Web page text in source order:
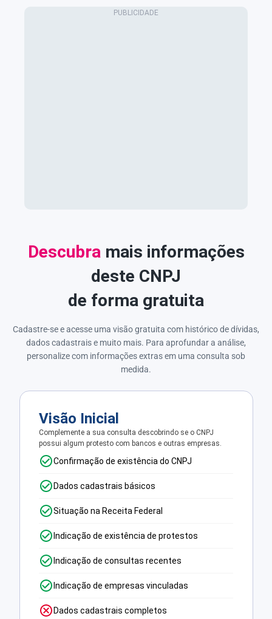
Descubra mais informações
deste CNPJ
de forma gratuita
Cadastre-se e acesse uma visão gratuita com histórico de dívidas,
dados cadastrais e muito mais. Para aprofundar a análise,
personalize com informações extras em uma consulta sob
medida.
Visão Inicial
Complemente a sua consulta descobrindo se o CNPJ
possui algum protesto com bancos e outras empresas.
Confirmação de existência do CNPJ
Dados cadastrais básicos
Situação na Receita Federal
Indicação de existência de protestos
Indicação de consultas recentes
Indicação de empresas vinculadas
Dados cadastrais completos